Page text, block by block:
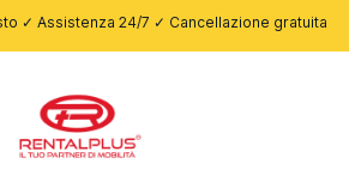
✓ Assistenza 24/7 ✓ Cancellazione gratuita